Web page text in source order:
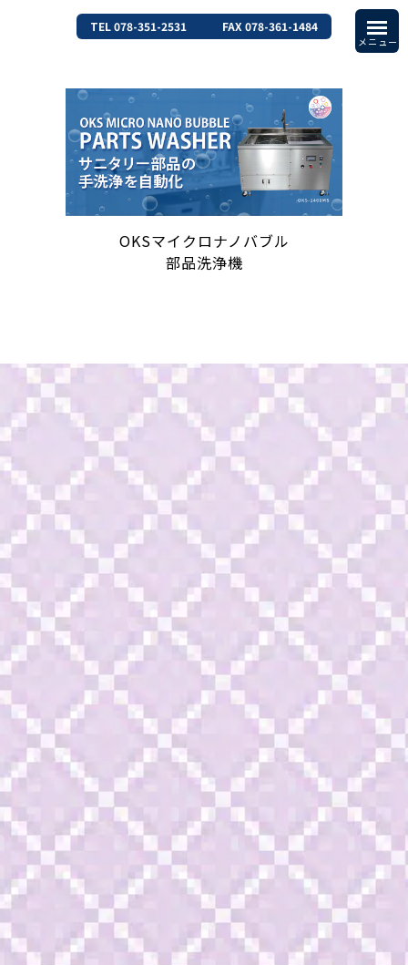
TEL 078-351-2531 FAX 078-361-1484
OKSマイクロナノバブル
部品洗浄機